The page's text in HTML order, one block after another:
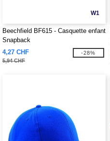
W1
Beechfield BF615 - Casquette enfant
Snapback
4,27 CHF
5,94 CHF
-28%